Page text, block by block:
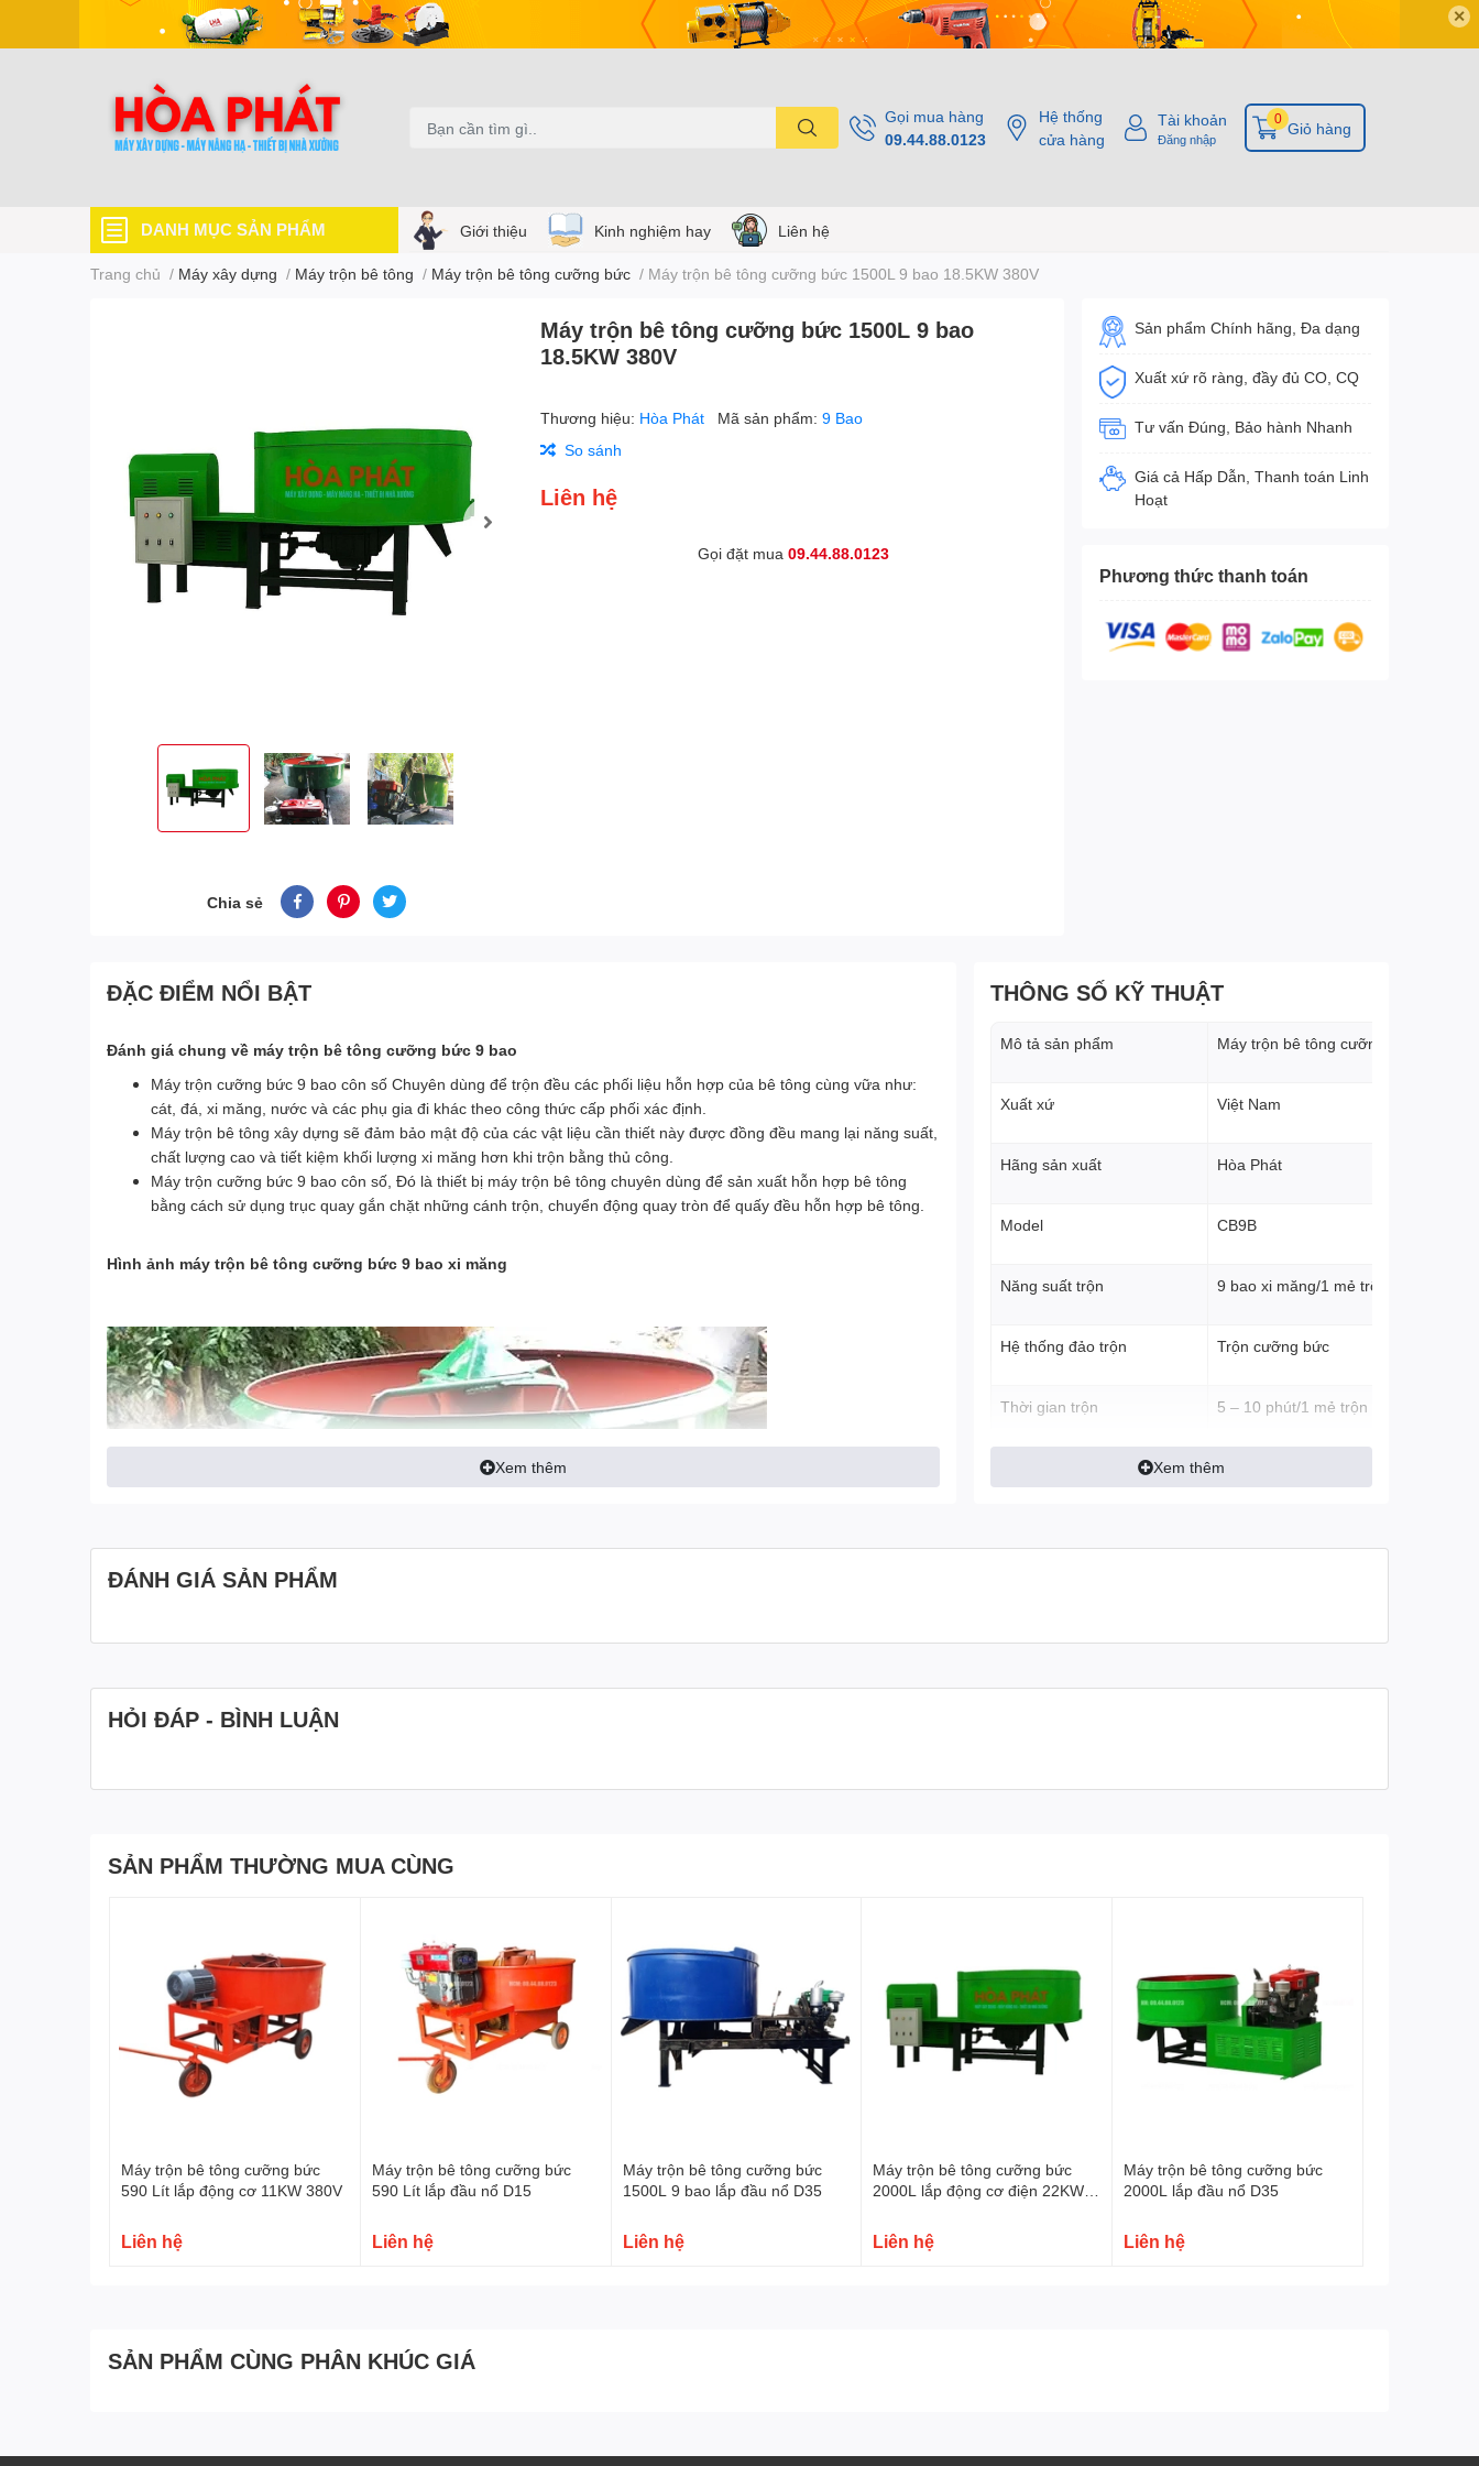
✕
Gọi mua hàng
09.44.88.0123
Hệ thống
cửa hàng
Tài khoản
Đăng nhập
Giỏ hàng
0
DANH MỤC SẢN PHẨM Giới thiệu Kinh nghiệm hay Liên hệ
Trang chủ / Máy xây dựng / Máy trộn bê tông / Máy trộn bê tông cưỡng bức / Máy trộn bê tông cưỡng bức 1500L 9 bao 18.5KW 380V
Chia sẻ
Máy trộn bê tông cưỡng bức 1500L 9 bao
18.5KW 380V
Thương hiệu: Hòa Phát Mã sản phẩm:9 Bao
So sánh
Liên hệ
Gọi đặt mua09.44.88.0123
Sản phẩm Chính hãng, Đa dạng
Xuất xứ rõ ràng, đầy đủ CO, CQ
Tư vấn Đúng, Bảo hành Nhanh
Giá cả Hấp Dẫn, Thanh toán Linh
Hoạt
Phương thức thanh toán
ĐẶC ĐIỂM NỔI BẬT
Đánh giá chung về máy trộn bê tông cưỡng bức 9 bao
Máy trộn cưỡng bức 9 bao côn số Chuyên dùng để trộn đều các phối liệu hỗn hợp của bê tông cùng vữa như:
cát, đá, xi măng, nước và các phụ gia đi khác theo công thức cấp phối xác định.
Máy trộn bê tông xây dựng sẽ đảm bảo mật độ của các vật liệu cần thiết này được đồng đều mang lại năng suất,
chất lượng cao và tiết kiệm khối lượng xi măng hơn khi trộn bằng thủ công.
Máy trộn cưỡng bức 9 bao côn số, Đó là thiết bị máy trộn bê tông chuyên dùng để sản xuất hỗn hợp bê tông
bằng cách sử dụng trục quay gắn chặt những cánh trộn, chuyển động quay tròn để quấy đều hỗn hợp bê tông.
Hình ảnh máy trộn bê tông cưỡng bức 9 bao xi măng
Xem thêm
THÔNG SỐ KỸ THUẬT
Mô tả sản phẩm Máy trộn bê tông cưỡng bức 9 bao
Xuất xứ Việt Nam
Hãng sản xuất Hòa Phát
Model CB9B
Năng suất trộn 9 bao xi măng/1 mẻ trộn
Hệ thống đảo trộn Trộn cưỡng bức
Thời gian trộn 5 – 10 phút/1 mẻ trộn
4 tay trộn
Độ dày tôn thành 6 ly
Tổng trọng lượng 1.5 tấn
Kích thước tổng thể DxRxC 3.2×1.9×1.5 mét
Nhân chế tạo máy trộn bê tông theo yêu cầu khách hàng
Xem thêm
ĐÁNH GIÁ SẢN PHẨM
HỎI ĐÁP - BÌNH LUẬN
SẢN PHẨM THƯỜNG MUA CÙNG
Máy trộn bê tông cưỡng bức
590 Lít lắp động cơ 11KW 380V
Liên hệ
Máy trộn bê tông cưỡng bức
590 Lít lắp đầu nổ D15
Liên hệ
Máy trộn bê tông cưỡng bức
1500L 9 bao lắp đầu nổ D35
Liên hệ
Máy trộn bê tông cưỡng bức
2000L lắp động cơ điện 22KW
Liên hệ
Máy trộn bê tông cưỡng bức
2000L lắp đầu nổ D35
Liên hệ
SẢN PHẨM CÙNG PHÂN KHÚC GIÁ